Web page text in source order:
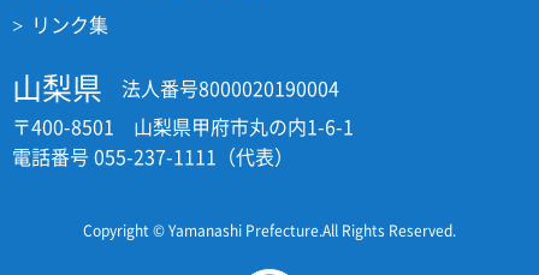
リンク集
山梨県
法人番号8000020190004
〒400-8501 山梨県甲府市丸の内1-6-1
電話番号 055-237-1111（代表）
Copyright © Yamanashi Prefecture.All Rights Reserved.